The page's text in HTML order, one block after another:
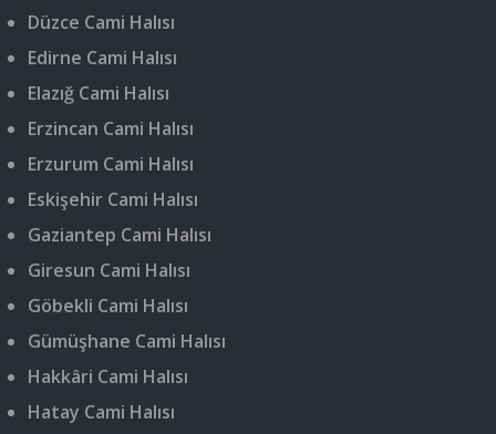
Düzce Cami Halısı
Edirne Cami Halısı
Elazığ Cami Halısı
Erzincan Cami Halısı
Erzurum Cami Halısı
Eskişehir Cami Halısı
Gaziantep Cami Halısı
Giresun Cami Halısı
Göbekli Cami Halısı
Gümüşhane Cami Halısı
Hakkâri Cami Halısı
Hatay Cami Halısı